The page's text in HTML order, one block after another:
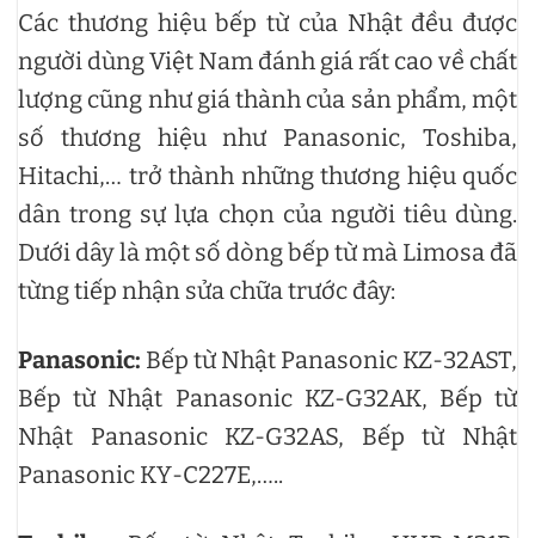
Các thương hiệu bếp từ của Nhật đều được
người dùng Việt Nam đánh giá rất cao về chất
lượng cũng như giá thành của sản phẩm, một
số thương hiệu như Panasonic, Toshiba,
Hitachi,… trở thành những thương hiệu quốc
dân trong sự lựa chọn của người tiêu dùng.
Dưới dây là một số dòng bếp từ mà Limosa đã
từng tiếp nhận sửa chữa trước đây:
Panasonic: Bếp từ Nhật Panasonic KZ-32AST,
Bếp từ Nhật Panasonic KZ-G32AK, Bếp từ
Nhật Panasonic KZ-G32AS, Bếp từ Nhật
Panasonic KY-C227E,…..